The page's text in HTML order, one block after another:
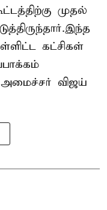
முதல்
கட்சிகள்
விஜய்